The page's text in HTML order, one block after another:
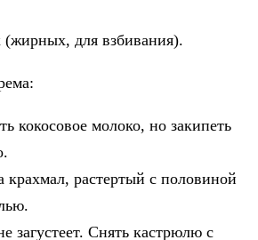
(жирных, для взбивания).
кокосовое молоко, но закипеть
крахмал, растертый с половиной
загустеет. Снять кастрюлю с